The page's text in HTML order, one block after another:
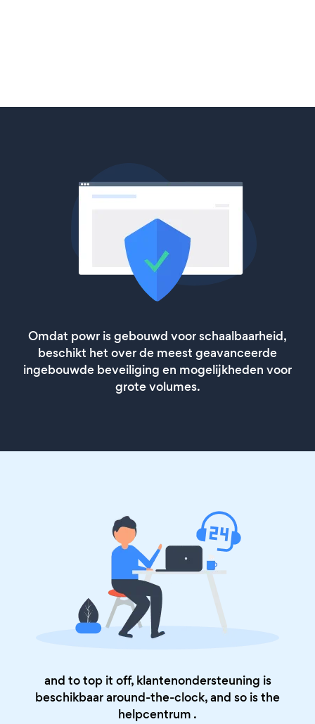
Omdat powr is gebouwd voor schaalbaarheid,
beschikt het over de meest geavanceerde
ingebouwde beveiliging en mogelijkheden voor
grote volumes.
and to top it off, klantenondersteuning is
beschikbaar around-the-clock, and so is the
helpcentrum .